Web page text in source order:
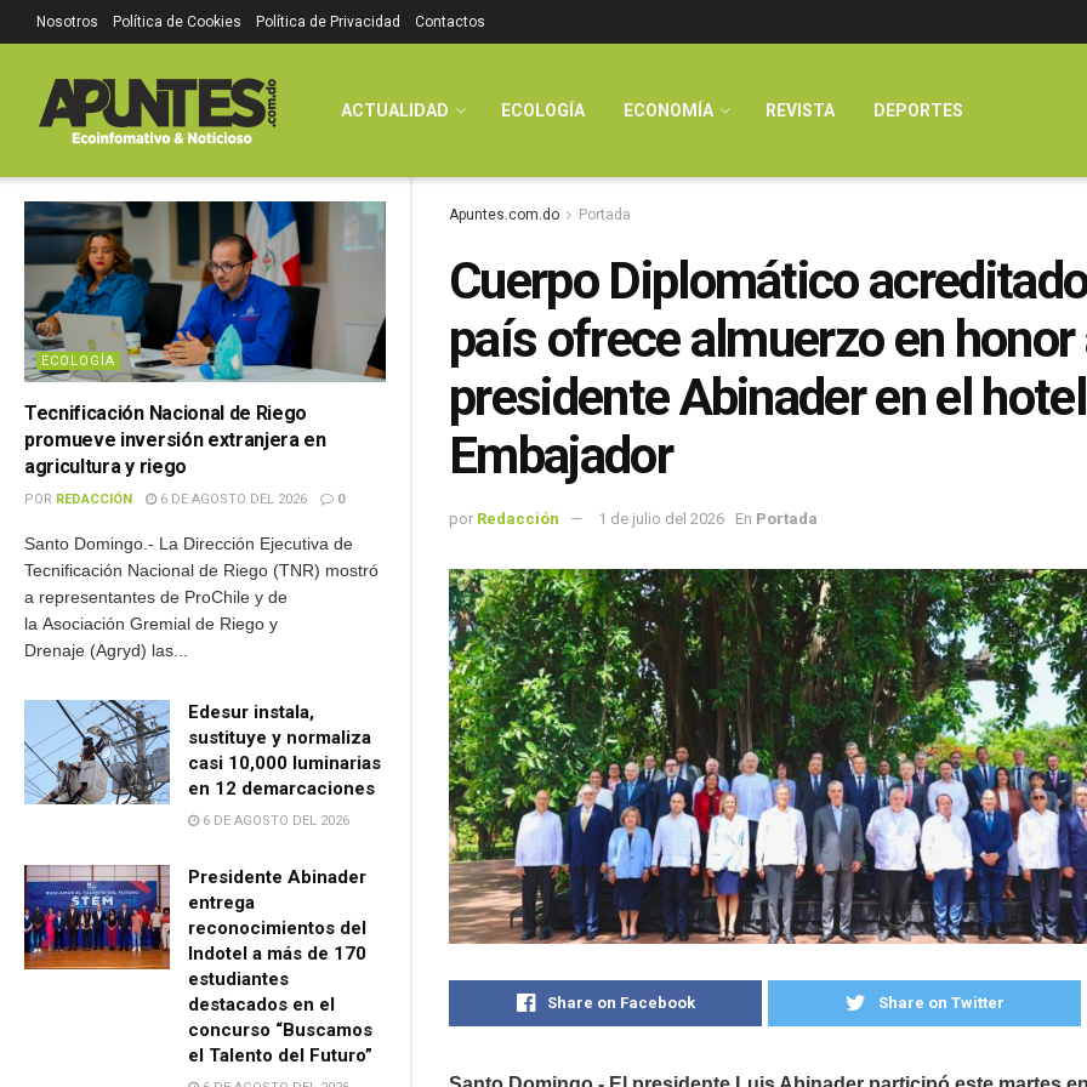
ECOLOGÍA
Tecnificación Nacional de Riego
promueve inversión extranjera en
agricultura y riego
POR REDACCIÓN 6 DE AGOSTO DEL 2026 0
Santo Domingo.- La Dirección Ejecutiva de
Tecnificación Nacional de Riego (TNR) mostró
a representantes de ProChile y de
la Asociación Gremial de Riego y
Drenaje (Agryd) las...
Edesur instala,
sustituye y normaliza
casi 10,000 luminarias
en 12 demarcaciones
6 DE AGOSTO DEL 2026
Presidente Abinader
entrega
reconocimientos del
Indotel a más de 170
estudiantes
destacados en el
concurso “Buscamos
el Talento del Futuro”
Nosotros Política de Cookies Política de Privacidad Contactos
ACTUALIDAD ECOLOGÍA ECONOMÍA REVISTA DEPORTES
Apuntes.com.do Portada
Cuerpo Diplomático
país ofrece almuerzo en honor
presidente Abinader en el
Embajador
por Redacción 1 de julio del 2026 En Portada
Share on Facebook Share on Twitter